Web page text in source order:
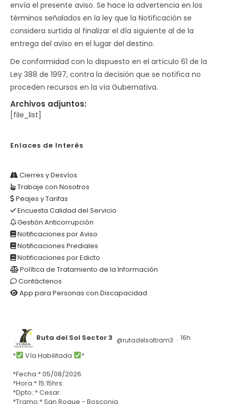
envía el presente aviso. Se hace la advertencia en los
términos señalados en la ley que la Notificación se
considera surtida al finalizar el día siguiente al de la
entrega del aviso en el lugar del destino.
De conformidad con lo dispuesto en el artículo 61 de la
Ley 388 de 1997, contra la decisión que se notifica no
proceden recursos en la vía Gubernativa.
Archivos adjuntos:
[file_list]
Enlaces de Interés
Cierres y Desvíos
Trabaje con Nosotros
Peajes y Tarifas
Encuesta Calidad del Servicio
Gestión Anticorrupción
Notificaciones por Aviso
Notificaciones Prediales
Notificaciones por Edicto
Política de Tratamiento de la Información
Contáctenos
App para Personas con Discapacidad
Ruta del Sol Sector 3 @rutadelsoltram3 · 16h
* Vía Habilitada
*
*Fecha:* 05/08/2026.
*Hora:* 15:15hrs.
*Dpto.:* Cesar.
*Tramo:* San Roque - Bosconia.